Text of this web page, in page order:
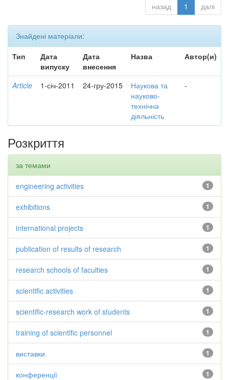
назад 1 далі
Знайдені матеріали:
Тип
Дата
випуску
Дата
внесення
Назва Автор(и)
Article 1-січ-2011 24-гру-2015
Наукова та
науково-
технічна
діяльність
-
Розкриття
за темами
1
engineering activities
1
exhibitions
1
international projects
1
publication of results of research
1
research schools of faculties
1
scientific activities
1
scientific-research work of students
1
training of scientific personnel
1
виставки
1
конференції